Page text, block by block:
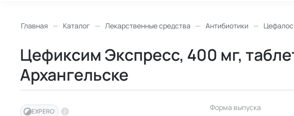
Главная Каталог Лекарственные средства Антибиотики
Цефиксим Экспресс, 400 мг,
Архангельске
EXPERO Форма выпуска